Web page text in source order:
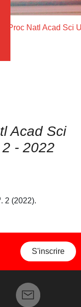
Acad Sci
- 2022
. 2 (2022).
S'inscrire